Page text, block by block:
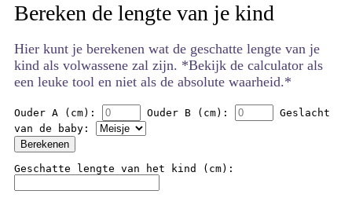
Bereken de lengte van je kind
Hier kunt je berekenen wat de geschatte lengte van je
kind als volwassene zal zijn. *Bekijk de calculator als
een leuke tool en niet als de absolute waarheid.*
Ouder A (cm): Ouder B (cm):
Geslacht
van de baby:
Berekenen
Geschatte lengte van het kind (cm):